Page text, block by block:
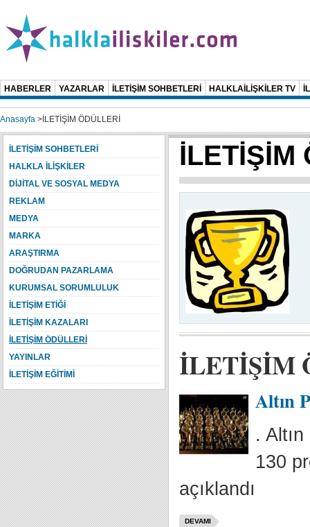
HABERLER YAZARLAR İLETİŞİM SOHBETLERİ HALKLAİLİŞKİLER TV
Anasayfa > İLETİŞİM ÖDÜLLERİ
İLETİŞİM
İLETİŞİM
Altın
.
130
açıklandı
DEVAMI
İLETİŞİM SOHBETLERİ
HALKLA İLİŞKİLER
DİJİTAL VE SOSYAL MEDYA
REKLAM
MEDYA
MARKA
ARAŞTIRMA
DOĞRUDAN PAZARLAMA
KURUMSAL SORUMLULUK
İLETİŞİM ETİĞİ
İLETİŞİM KAZALARI
İLETİŞİM ÖDÜLLERİ
YAYINLAR
İLETİŞİM EĞİTİMİ